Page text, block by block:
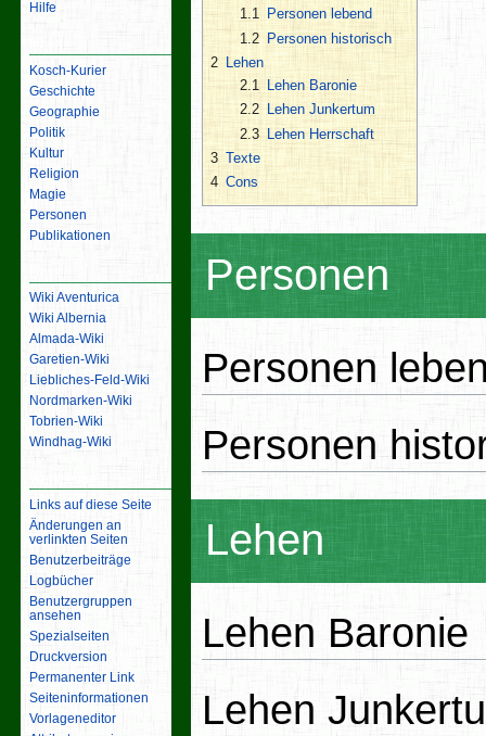
1.1
Personen lebend
1.2 Personen historisch
2
Lehen
2.1
Lehen Baronie
2.2
Lehen Junkertum
2.3 Lehen Herrschaft
3 Texte
4 Cons
Personen
Personen
Personen
Lehen
Lehen Baronie
Lehen
Hilfe
Kosch-Kurier
Geschichte
Geographie
Politik
Kultur
Religion
Magie
Personen
Publikationen
Wiki Aventurica
Wiki Albernia
Almada-Wiki
Garetien-Wiki
Liebliches-Feld-Wiki
Nordmarken-Wiki
Tobrien-Wiki
Windhag-Wiki
Links auf diese Seite
Änderungen an
verlinkten Seiten
Benutzerbeiträge
Logbücher
Benutzergruppen
ansehen
Spezialseiten
Druckversion
Permanenter Link
Seiten­­informationen
Vorlageneditor